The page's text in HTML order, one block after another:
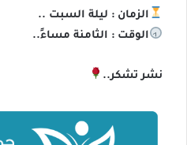
الزمان : ليلة السبت ..
الوقت : الثامنة مساءً..
نشر تشكر..